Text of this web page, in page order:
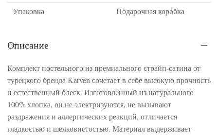
Упаковка
Подарочная коробка
Описание
Комплект постельного из премиального страйп-сатина от
турецкого бренда Karven сочетает в себе высокую прочность
и естественный блеск. Изготовленный из натурального
100% хлопка, он не электризуются, не вызывают
раздражения и аллергических реакций, отличается
гладкостью и шелковистостью. Материал выдерживает